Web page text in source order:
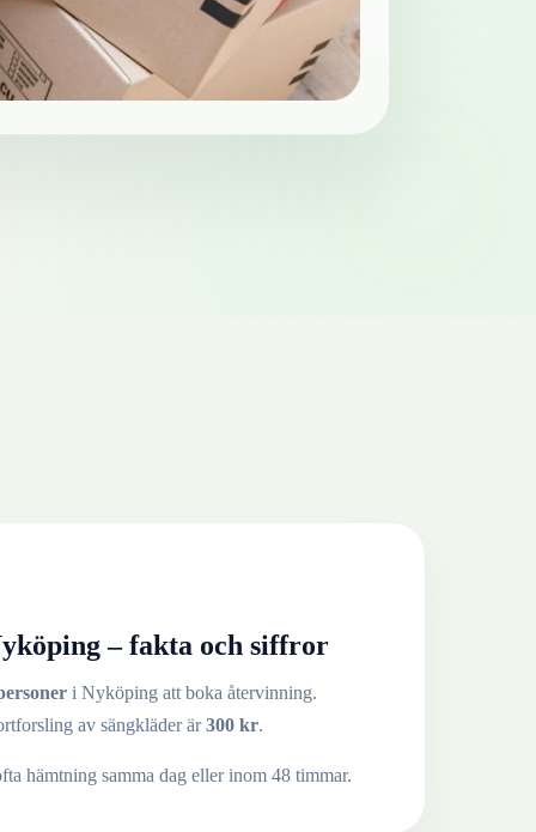
– fakta och siffror
i Nyköping att boka återvinning.
av sängkläderär300 kr.
hämtning samma dag eller inom 48 timmar.